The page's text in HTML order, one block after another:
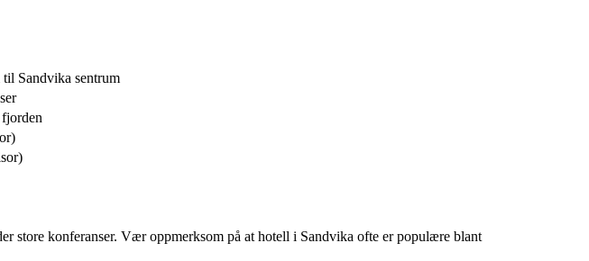
Sandvika sentrum
store konferanser. Vær oppmerksom på at hotell i Sandvika ofte er populære blant